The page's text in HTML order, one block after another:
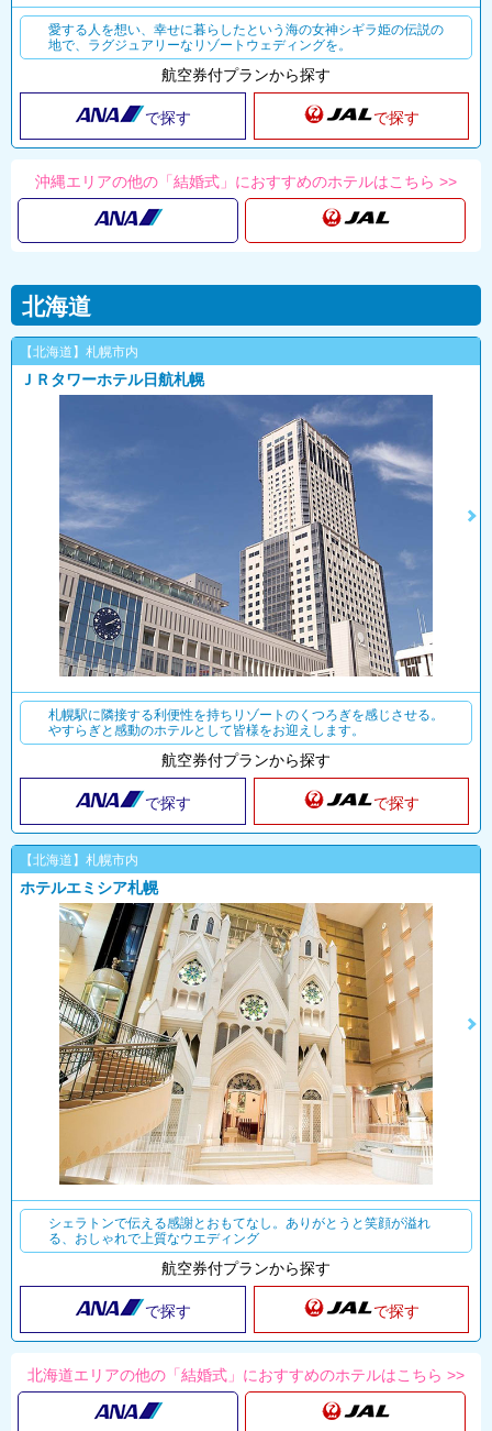
愛する人を想い、幸せに暮らしたという海の女神シギラ姫の伝説の
地で、ラグジュアリーなリゾートウェディングを。
航空券付プランから探す
で探す で探す
沖縄エリアの他の「結婚式」におすすめのホテルはこちら >>
北海道
【北海道】札幌市内
ＪＲタワーホテル日航札幌
札幌駅に隣接する利便性を持ちリゾートのくつろぎを感じさせる。
やすらぎと感動のホテルとして皆様をお迎えします。
航空券付プランから探す
で探す で探す
【北海道】札幌市内
ホテルエミシア札幌
シェラトンで伝える感謝とおもてなし。ありがとうと笑顔が溢れ
る、おしゃれで上質なウエディング
航空券付プランから探す
で探す で探す
北海道エリアの他の「結婚式」におすすめのホテルはこちら >>